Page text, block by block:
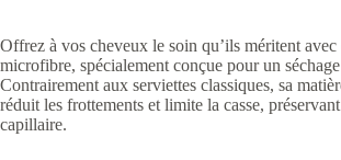
Offrez à vos cheveux le soin qu’ils méritent avec
microfibre, spécialement conçue pour un
Contrairement aux serviettes classiques, sa
réduit les frottements et limite la casse,
capillaire.